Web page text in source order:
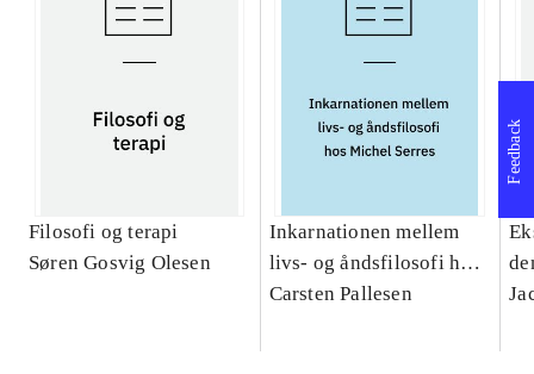
Filosofi og terapi
Søren Gosvig Olesen
Inkarnationen mellem
livs- og åndsfilosofi hos
Michel Serres : et
Carsten Pallesen
Feedback